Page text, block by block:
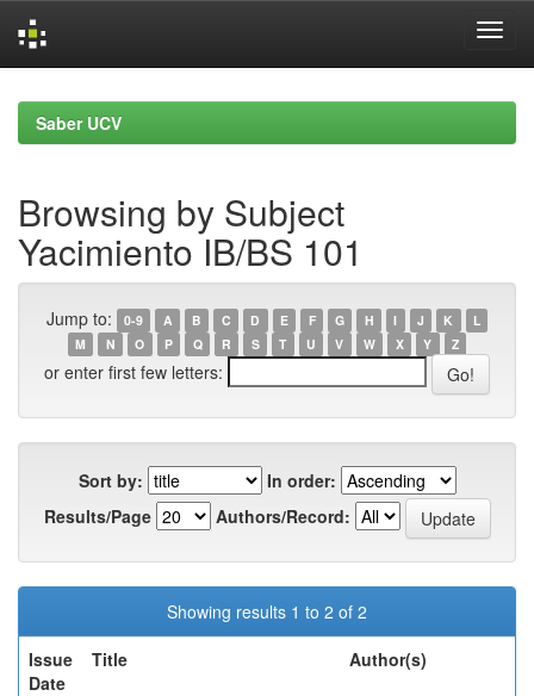
navigationSaber UCV
Browsing by Subject
Yacimiento IB/BS 101
Jump to: 0-9 A B C D E F G H I J K
L
M
N O P Q R S T U V W X Y Z
or enter first few letters:
Sort by:
In order:
Results/Page
Authors/Record:
Showing results 1 to 2 of 2
Issue
Date
Title Author(s)